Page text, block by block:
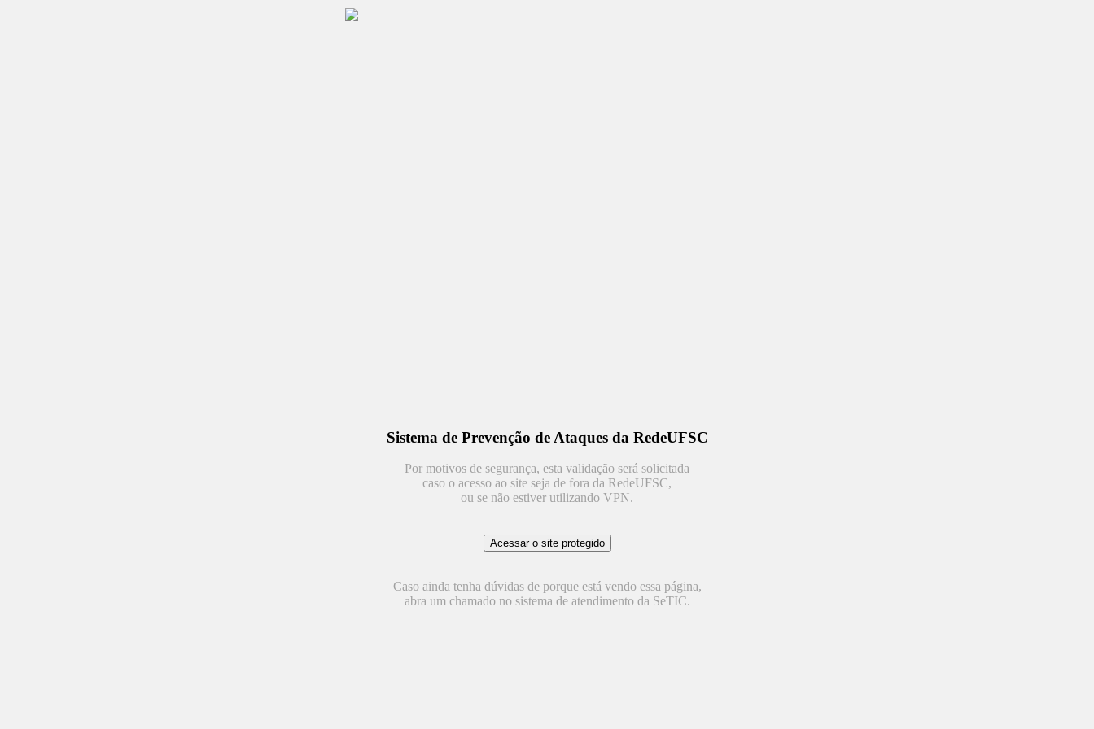
Sistema de Prevenção de Ataques da RedeUFSC
Por motivos de segurança, esta validação será solicitada
caso o acesso ao site seja de fora da RedeUFSC,
ou se não estiver utilizando VPN.
Caso ainda tenha dúvidas de porque está vendo essa página,
abra um chamado no sistema de atendimento da SeTIC.